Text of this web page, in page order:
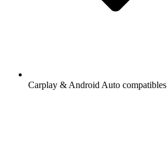
Carplay & Android Auto compatibles